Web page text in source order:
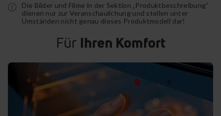
Die Bilder und Filme in der Sektion „Produktbeschreibung“
dienen nur zur Veranschaulichung und stellen unter
Umständen nicht genau dieses Produktmodell dar!
Für Ihren Komfort